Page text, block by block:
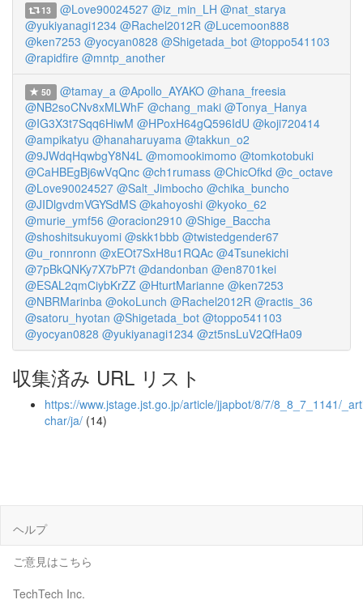
13 @Love90024527 @iz_min_LH @nat_starya
@yukiyanagi1234 @Rachel2012R @Lucemoon888
@ken7253 @yocyan0828 @Shigetada_bot @toppo541103
@rapidfire @mntp_another
50 @tamay_a @Apollo_AYAKO @hana_freesia
@NB2soCNv8xMLWhF @chang_maki @Tonya_Hanya
@IG3X3t7Sqq6HiwM @HPoxH64gQ596IdU @koji720414
@ampikatyu @hanaharuyama @takkun_o2
@9JWdqHqwbgY8N4L @momookimomo @tomkotobuki
@CaHBEgBj6wVqQnc @ch1rumass @ChicOfkd @c_octave
@Love90024527 @Salt_Jimbocho @chika_buncho
@JIDlgvdmVGYSdMS @kahoyoshi @kyoko_62
@murie_ymf56 @oracion2910 @Shige_Baccha
@shoshitsukuyomi @skk1bbb @twistedgender67
@u_ronnronn @xEOt7SxH8u1RQAc @4Tsunekichi
@7pBkQNKy7X7bP7t @dandonban @en8701kei
@ESAL2qmCiybKrZZ @HturtMarianne @ken7253
@NBRMarinba @okoLunch @Rachel2012R @ractis_36
@satoru_hyotan @Shigetada_bot @toppo541103
@yocyan0828 @yukiyanagi1234 @zt5nsLuV2QfHa09
収集済み URL リスト
https://www.jstage.jst.go.jp/article/jjapbot/8/7/8_8_7_1141/
char/ja/ (14)
ヘルプ
ご意見はこちら
TechTech Inc.